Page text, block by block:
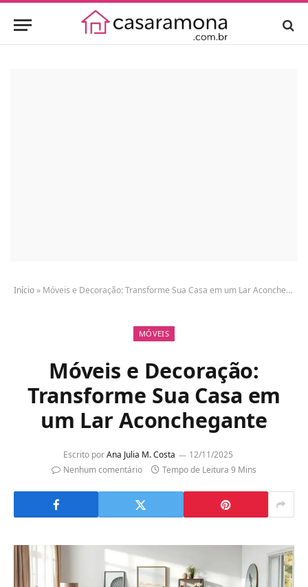
Início » Móveis e Decoração: Transforme Sua Casa em um Lar Aconchegante
MÓVEIS
Móveis e Decoração:
Transforme Sua Casa em
um Lar Aconchegante
Escrito por Ana Julia M. Costa
12/11/2025
Nenhum comentário
Tempo de Leitura 9 Mins